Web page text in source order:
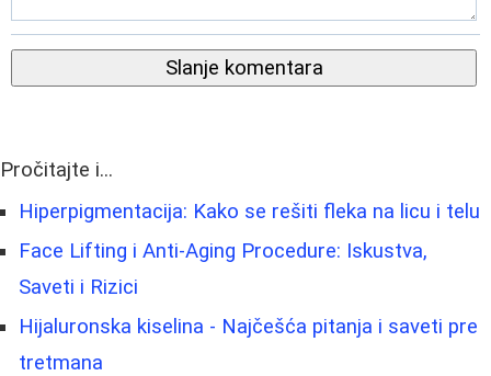
Slanje komentara
Pročitajte i...
Hiperpigmentacija: Kako se rešiti fleka na licu i telu
Face Lifting i Anti-Aging Procedure: Iskustva,
Saveti i Rizici
Hijaluronska kiselina - Najčešća pitanja i saveti pre
tretmana